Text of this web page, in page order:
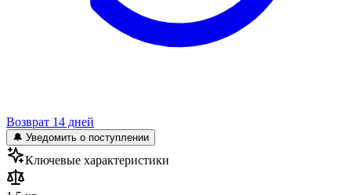
Возврат 14 дней
🔔 Уведомить о поступлении
Ключевые характеристики